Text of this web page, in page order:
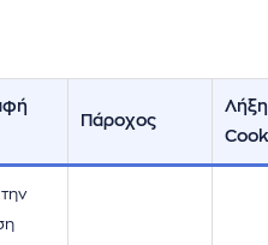
Πάροχος
Λήξη